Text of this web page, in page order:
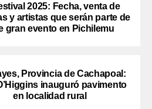
2025: Fecha, venta de
y artistas que serán parte de
gran evento en Pichilemu
Provincia de Cachapoal:
inauguró pavimento
en localidad rural